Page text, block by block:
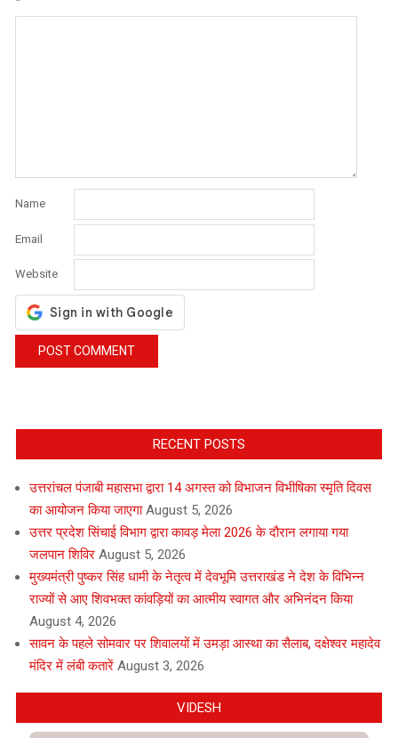
Name
Email
Website
RECENT POSTS
उत्तरांचल पंजाबी महासभा द्वारा 14 अगस्त को विभाजन विभीषिका स्मृति दिवस
का आयोजन किया जाएगा August 5, 2026
उत्तर प्रदेश सिंचाई विभाग द्वारा कावड़ मेला 2026 के दौरान लगाया गया
जलपान शिविर August 5, 2026
मुख्यमंत्री पुष्कर सिंह धामी के नेतृत्व में देवभूमि उत्तराखंड ने देश के विभिन्न
राज्यों से आए शिवभक्त कांवड़ियों का आत्मीय स्वागत और अभिनंदन किया
August 4, 2026
सावन के पहले सोमवार पर शिवालयों में उमड़ा आस्था का सैलाब, दक्षेश्वर महादेव
मंदिर में लंबी कतारें August 3, 2026
VIDESH